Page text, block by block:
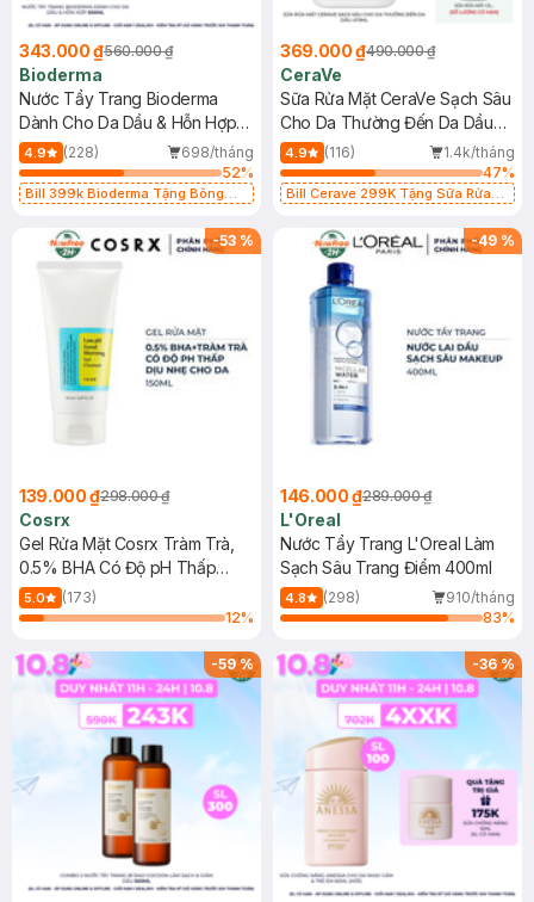
343.000 ₫560.000 ₫
Bioderma
Nước Tẩy Trang Bioderma
Dành Cho Da Dầu & Hỗn Hợp
500ml
4.9 (228)
698/tháng
52%
Bill 399k Bioderma Tặng Bông
369.000 ₫490.000 ₫
CeraVe
Sữa Rửa Mặt CeraVe Sạch Sâu
Cho Da Thường Đến Da Dầu
473ml
4.9 (116)
1.4k/tháng
47%
Bill Cerave 299K Tặng Sữa Rửa
-53 %
139.000 ₫298.000 ₫
Cosrx
Gel Rửa Mặt Cosrx Tràm Trà,
0.5% BHA Có Độ pH Thấp
150ml
5.0
(173)
12%
-49 %
146.000 ₫289.000 ₫
L'Oreal
Nước Tẩy Trang L'Oreal Làm
Sạch Sâu Trang Điểm 400ml
4.8 (298)
910/tháng
83%
-59% -36%